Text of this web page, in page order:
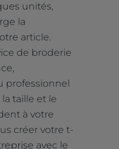
unités,
la
article.
de broderie
professionnel
taille et le
à votre
créer votre t-
avec le